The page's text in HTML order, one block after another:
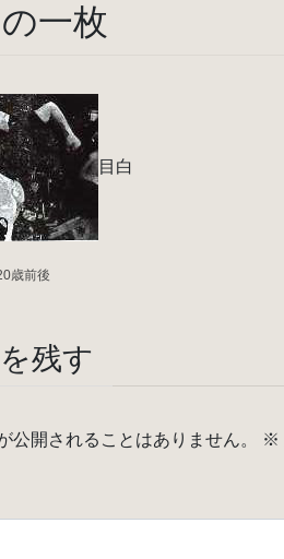
一枚
目白
歳前後
残す
公開されることはありません。 ※